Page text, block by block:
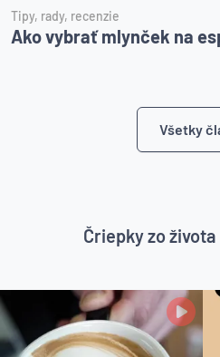
Tipy, rady, recenzie
Ako vybrať mlynček na
Všetky
Čriepky zo života